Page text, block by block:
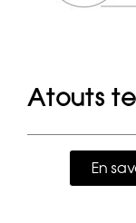
Atouts
En